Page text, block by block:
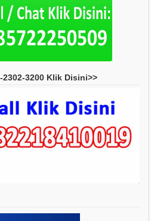
2302-3200 Klik Disini>>